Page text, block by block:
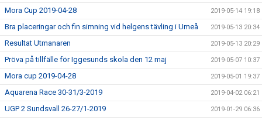
Mora Cup 2019-04-28 2019-05-14 19:18
Bra placeringar och fin simning vid helgens tävling i Umeå 2019-05-13 20:34
Resultat Utmanaren 2019-05-13 20:29
Pröva på tillfälle för Iggesunds skola den 12 maj 2019-05-07 10:37
Mora cup 2019-04-28 2019-05-01 19:37
Aquarena Race 30-31/3-2019 2019-04-02 06:21
UGP 2 Sundsvall 26-27/1-2019 2019-01-29 06:36